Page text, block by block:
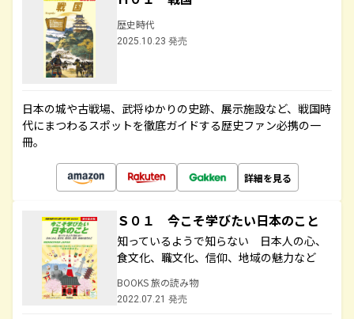
歴史時代
2025.10.23 発売
日本の城や古戦場、武将ゆかりの史跡、展示施設など、戦国時
代にまつわるスポットを徹底ガイドする歴史ファン必携の一
冊。
詳細を見る
Ｓ０１ 今こそ学びたい日本のこと
知っているようで知らない 日本人の心、
食文化、職文化、信仰、地域の魅力など
BOOKS 旅の読み物
2022.07.21 発売